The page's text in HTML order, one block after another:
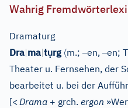
Wahrig
Dramaturg
Dra|ma|tụrg 〈m.;–en,–en;
Theater u. Fernsehen, der
bearbeitet u. bei der
[<Drama + grch. ergon